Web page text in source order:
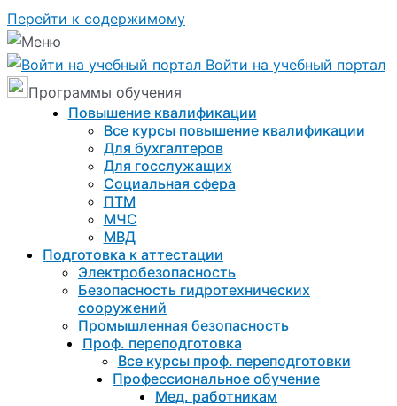
Перейти к содержимому
Войти на учебный портал
Программы обучения
Повышение квалификации
Все курсы повышение квалификации
Для бухгалтеров
Для госслужащих
Социальная сфера
ПТМ
МЧС
МВД
Подготовка к aттестации
Электробезопасность
Безопасность гидротехнических
сооружений
Промышленная безопасность
Проф. переподготовка
Все курсы проф. переподготовки
Профессиональное обучение
Мед. работникам